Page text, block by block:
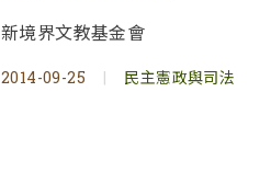
新境界文教基金會
2014-09-25 | 民主憲政與司法